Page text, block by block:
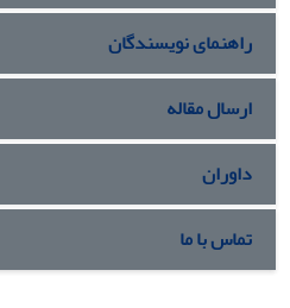
راهنمای نویسندگان
ارسال مقاله
داوران
تماس با ما